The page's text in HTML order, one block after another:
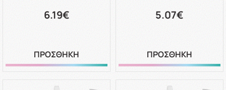
6.19€
ΠΡΟΣΘΗΚΗ
5.07€
ΠΡΟΣΘΗΚΗ